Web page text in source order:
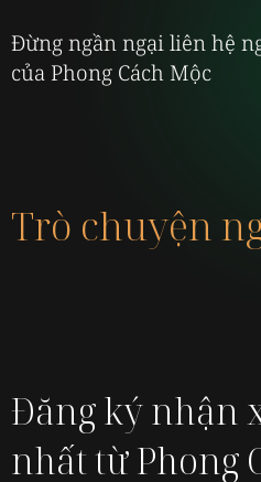
Đừng ngần ngại liên hệ
của Phong Cách Mộc
Trò chuyện
Đăng ký nhận
nhất từ Phong